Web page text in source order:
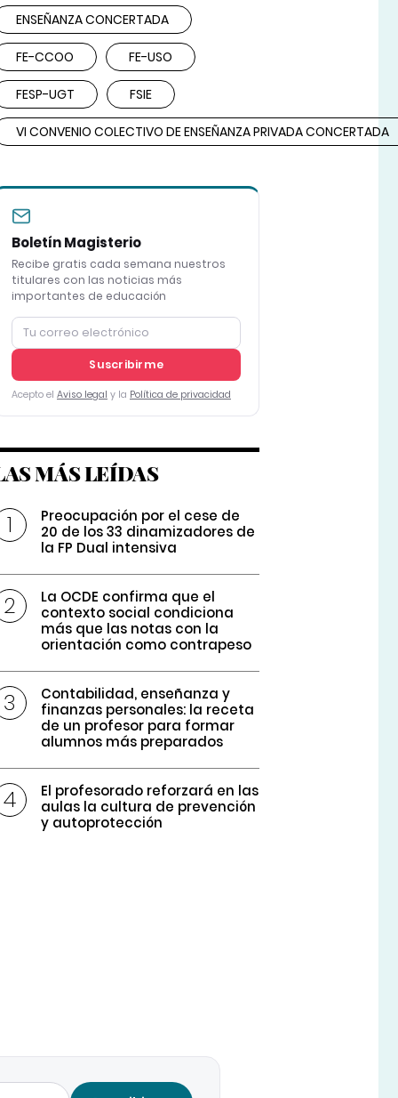
ENSEÑANZA CONCERTADA
FE-CCOO FE-USO
FESP-UGT FSIE
VI CONVENIO COLECTIVO DE ENSEÑANZA PRIVADA CONCERTADA
Boletín Magisterio
Recibe gratis cada semana nuestros
titulares con las noticias más
importantes de educación
Suscribirme
Acepto el Aviso legal y la Política de privacidad
MÁS LEÍDAS
Preocupación por el cese de
20 de los 33 dinamizadores de
la FP Dual intensiva
La OCDE confirma que el
contexto social condiciona
más que las notas con la
orientación como contrapeso
Contabilidad, enseñanza y
finanzas personales: la receta
de un profesor para formar
alumnos más preparados
El profesorado reforzará en las
aulas la cultura de prevención
y autoprotección